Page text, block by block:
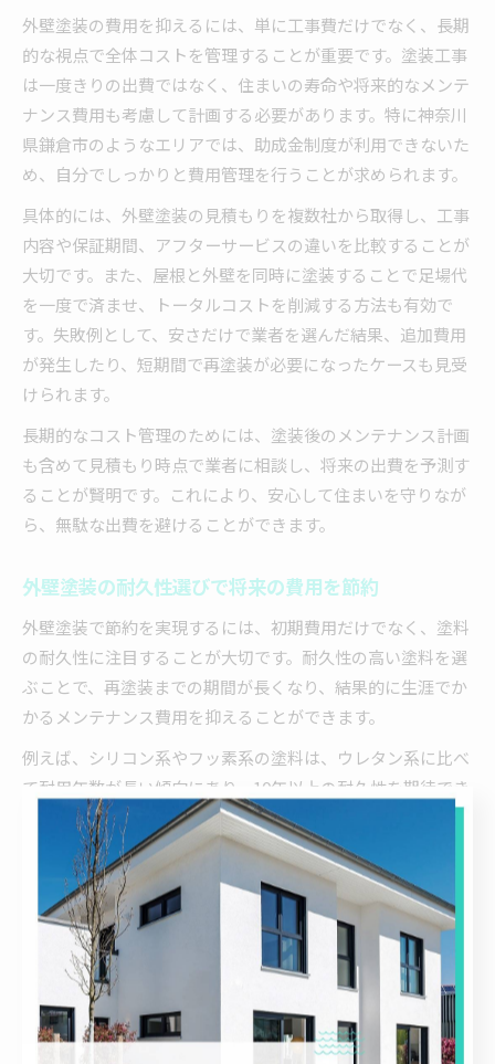
外壁塗装の費用を抑えるには、単に工事費だけでなく、長期
的な視点で全体コストを管理することが重要です。塗装工事
は一度きりの出費ではなく、住まいの寿命や将来的なメンテ
ナンス費用も考慮して計画する必要があります。特に神奈川
県鎌倉市のようなエリアでは、助成金制度が利用できないた
め、自分でしっかりと費用管理を行うことが求められます。
具体的には、外壁塗装の見積もりを複数社から取得し、工事
内容や保証期間、アフターサービスの違いを比較することが
大切です。また、屋根と外壁を同時に塗装することで足場代
を一度で済ませ、トータルコストを削減する方法も有効で
す。失敗例として、安さだけで業者を選んだ結果、追加費用
が発生したり、短期間で再塗装が必要になったケースも見受
けられます。
長期的なコスト管理のためには、塗装後のメンテナンス計画
も含めて見積もり時点で業者に相談し、将来の出費を予測す
ることが賢明です。これにより、安心して住まいを守りなが
ら、無駄な出費を避けることができます。
外壁塗装の耐久性選びで将来の費用を節約
外壁塗装で節約を実現するには、初期費用だけでなく、塗料
の耐久性に注目することが大切です。耐久性の高い塗料を選
ぶことで、再塗装までの期間が長くなり、結果的に生涯でか
かるメンテナンス費用を抑えることができます。
例えば、シリコン系やフッ素系の塗料は、ウレタン系に比べ
て耐用年数が長い傾向にあり、10年以上の耐久性を期待でき
る製品もあります。最初の出費はやや高くなりますが、短期
間で再塗装が不要となるため、長期的にはコストダウンにつ
ながります。失敗例として、安価な塗料を選んでしまい、数
年ごとに再塗装が必要になったケースも報告されています。
塗料選びは、業者の説明をよく聞き、具体的な耐久年数や保
証内容を確認したうえで決定しましょう。将来の出費を見据
えて、賢い選択を心がけることが大切です。